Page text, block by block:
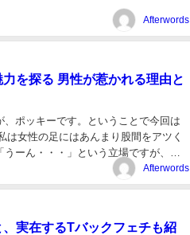
Afterwords
を探る 男性が惹かれる理由と
ポッキーです。ということで今回は
女性の足にはあんまり股間をアツく
ーん・・・」という立場ですが、友
があっ...
Afterwords
実在するTバックフェチも紹